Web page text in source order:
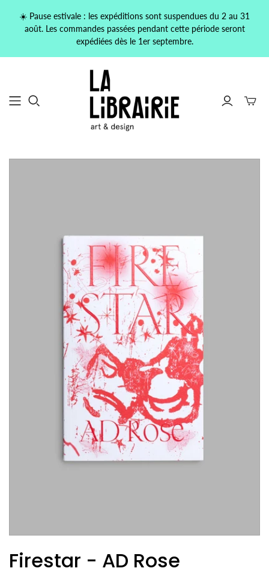
☀️ Pause estivale : les expéditions sont suspendues du 2 au 31
août. Les commandes passées pendant cette période seront
expédiées dès le 1er septembre.
Firestar - AD Rose